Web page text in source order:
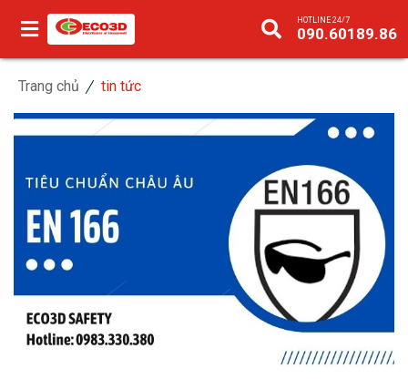
HOTLINE 24/7
090.60189.86
Trang chủ tin tức